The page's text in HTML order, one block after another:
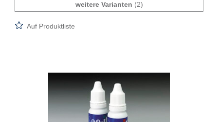
weitere Varianten (2)
Auf Produktliste